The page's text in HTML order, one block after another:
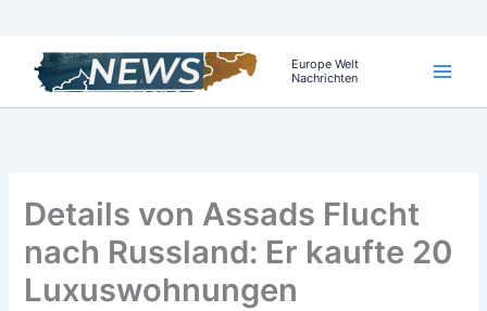
Inhalt
Europe Welt
Nachrichten
Details von Assads Flucht
nach Russland: Er kaufte 20
Luxuswohnungen